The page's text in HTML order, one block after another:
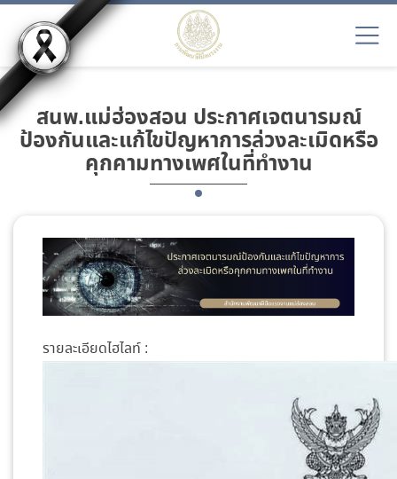
สนพ.แม่ฮ่องสอน ประกาศเจตนารมณ์
ป้องกันและแก้ไขปัญหาการล่วงละเมิดหรือ
คุกคามทางเพศในที่ทำงาน
รายละเอียดไฮไลท์ :